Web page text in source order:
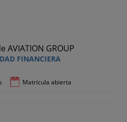
FINANCIERA
Matrícula abierta